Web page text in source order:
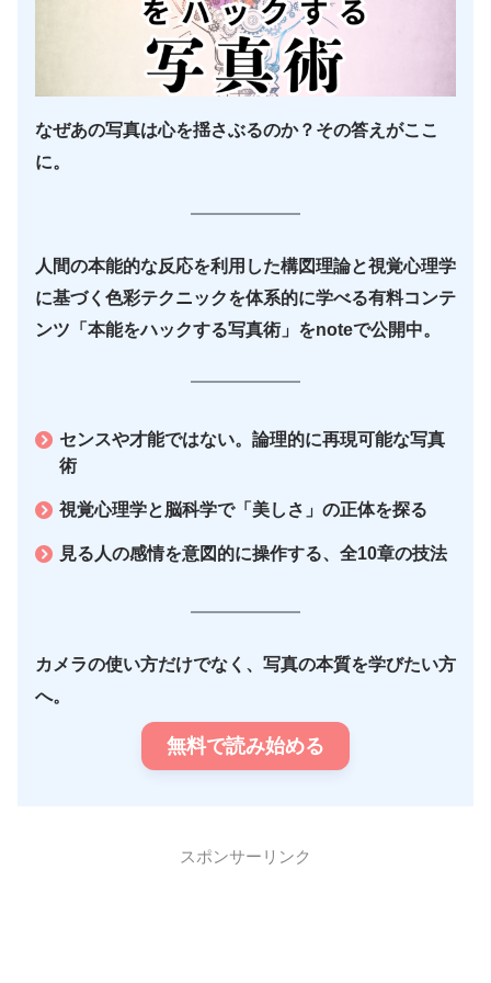
なぜあの写真は心を揺さぶるのか？その答えがここ
に。
人間の本能的な反応を利用した構図理論と視覚心理学
に基づく色彩テクニックを体系的に学べる有料コンテ
ンツ「本能をハックする写真術」をnoteで公開中。
センスや才能ではない。論理的に再現可能な写真
術
視覚心理学と脳科学で「美しさ」の正体を探る
見る人の感情を意図的に操作する、全10章の技法
カメラの使い方だけでなく、写真の本質を学びたい方
へ。
無料で読み始める
スポンサーリンク